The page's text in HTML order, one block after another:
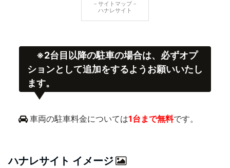
－サイトマップ－
ハナレサイト
※2台目以降の駐車の場合は、必ずオプ
ションとして追加をするようお願いいたし
ます。
車両の駐車料金については1台まで無料です。
ハナレサイト イメージ